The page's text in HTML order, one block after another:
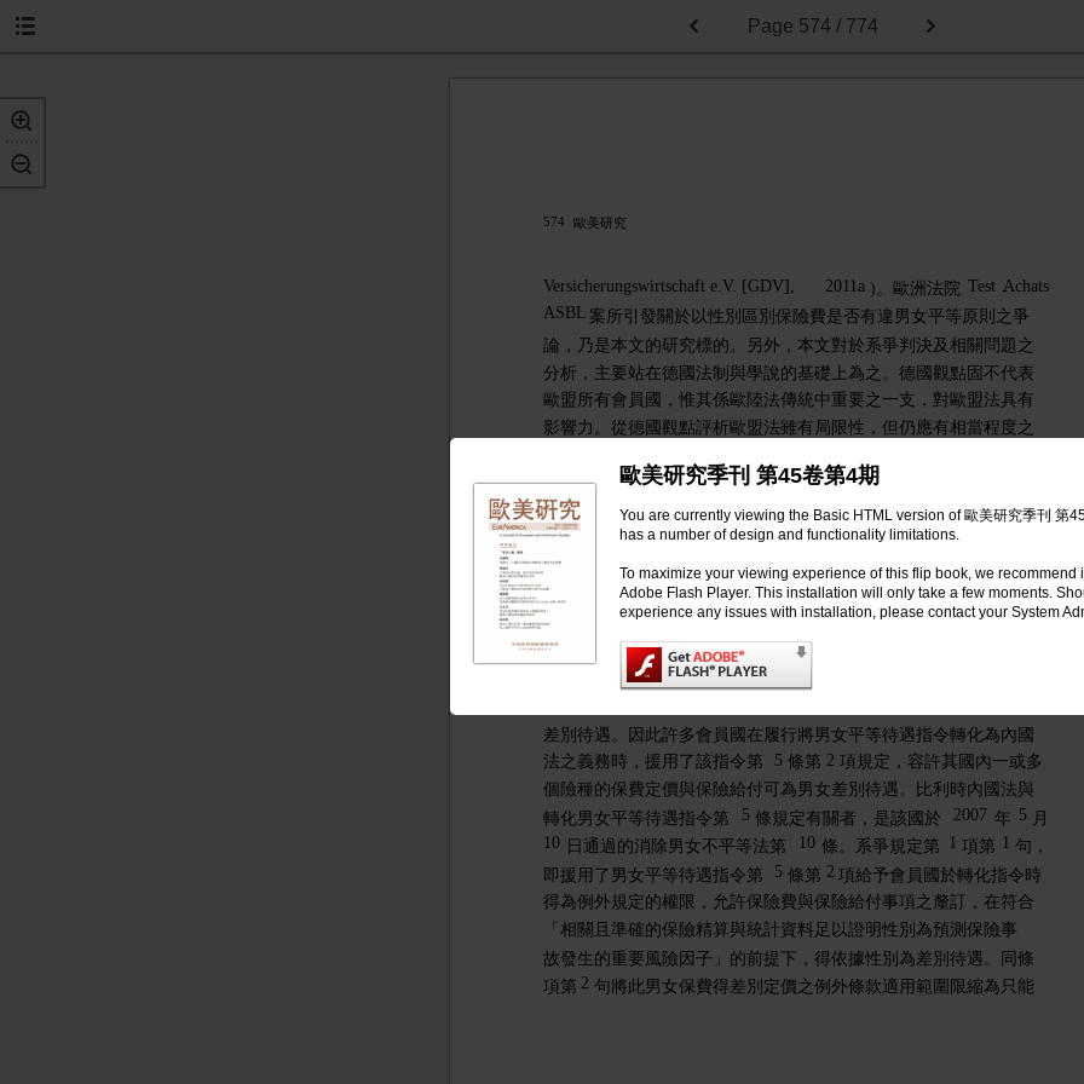
歐美研究季刊 第45卷第4期
You are currently viewing the Basic HTML version of 歐美研究季刊 第
has a number of design and functionality limitations.
To maximize your viewing experience of this flip book, we recommend
Adobe Flash Player. This installation will only take a few moments.
experience any issues with installation, please contact your System
Page 574 / 774
574 歐美研究
Versicherungswirtschaft e.V. [GDV], 2011a )。歐洲法院 Test -Achats
ASBL 案所引發關於以性別區別保險費是否有違男女平等原則之爭
論，乃是本文的研究標的。另外，本文對於系爭判決及相關問題之
分析，主要站在德國法制與學說的基礎上為之。德國觀點固不代表
歐盟所有會員國，惟其係歐陸法傳統中重要之一支，對歐盟法具有
影響力。從德國觀點評析歐盟法雖有局限性，但仍應有相當程度之
貳、判決摘要
男女平等待遇指令第 5 條第 1 項規定，自 2007 年 12 月 21 日
起，會員國不得以性別作為保險或相關財政勞務費率與保險給付差
別待遇的考量因素。前開指令第
5 條第
出足以證明性別為預測保險事故發生的重要風險因子之保險精算
差別待遇。因此許多會員國在履行將男女平等待遇指令轉化為內國
法之義務時，援用了該指令第
5 條第 2 項規定，容許其國內一或多
個險種的保費定價與保險給付可為男女差別待遇。比利時內國法與
轉化男女平等待遇指令第
5 條規定有關者，是該國於 2007 年 5 月
10 日通過的消除男女不平等法第 10 條。系爭規定第 1 項第 1 句，
即援用了男女平等待遇指令第
5 條第 2 項給予會員國於轉化指令時
得為例外規定的權限，允許保險費與保險給付事項之釐訂，在符合
「相關且準確的保險精算與統計資料足以證明性別為預測保險事
故發生的重要風險因子」的前提下，得依據性別為差別待遇。同條
項第 2 句將此男女保費得差別定價之例外條款適用範圍限縮為只能